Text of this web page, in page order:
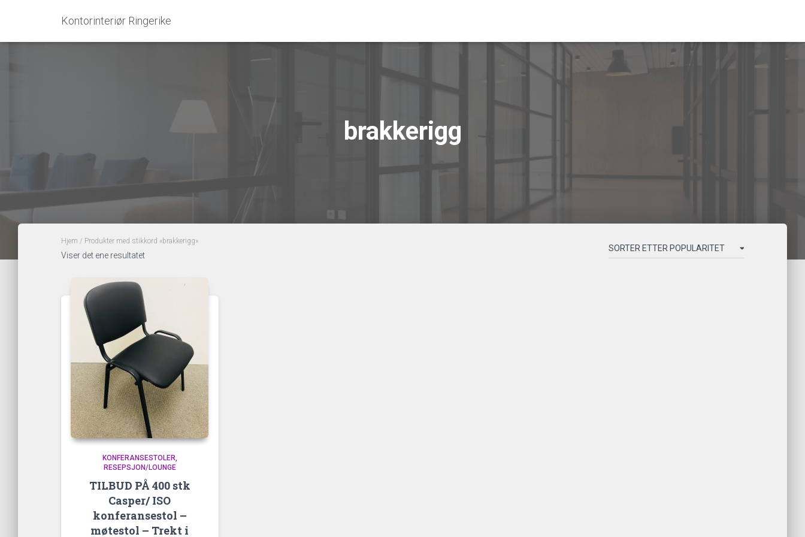
Kontorinteriør Ringerike
brakkerigg
Hjem / Produkter med stikkord «brakkerigg»
Viser det ene resultatet
KONFERANSESTOLER
RESEPSJON/LOUNGE
TILBUD PÅ 400 stk
Casper/ ISO
konferansestol –
møtestol – Trekt i